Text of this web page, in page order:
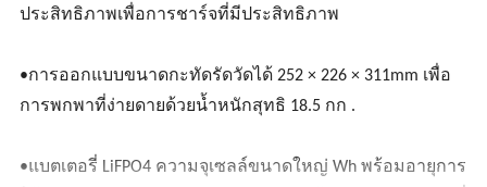
ประสิทธิภาพเพื่อการชาร์จที่มีประสิทธิภาพ
•การออกแบบขนาดกะทัดรัดวัดได้ 252 × 226 × 311mm เพื่อ
การพกพาที่ง่ายดายด้วยน้ำหนักสุทธิ 18.5 กก .
•แบตเตอรี่ LiFPO4 ความจุเซลล์ขนาดใหญ่ Wh พร้อมอายุการ